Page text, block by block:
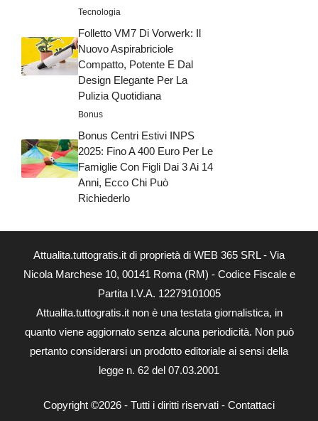
Tecnologia
Folletto VM7 Di Vorwerk: Il
Nuovo Aspirabriciole
Compatto, Potente E Dal
Design Elegante Per La
Pulizia Quotidiana
Bonus
Bonus Centri Estivi INPS
2025: Fino A 400 Euro Per Le
Famiglie Con Figli Dai 3 Ai 14
Anni, Ecco Chi Può
Richiederlo
Attualita.tuttogratis.it di proprietà di WEB 365 SRL - Via
Nicola Marchese 10, 00141 Roma (RM) - Codice Fiscale e
Partita I.V.A. 12279101005
Attualita.tuttogratis.it non è una testata giornalistica, in
quanto viene aggiornato senza alcuna periodicità. Non può
pertanto considerarsi un prodotto editoriale ai sensi della
legge n. 62 del 07.03.2001
Copyright ©2026 - Tutti i diritti riservati - Contattaci